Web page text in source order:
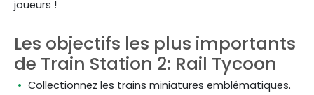
joueurs !
Les objectifs les plus importants
de Train Station 2: Rail Tycoon
Collectionnez les trains miniatures emblématiques.